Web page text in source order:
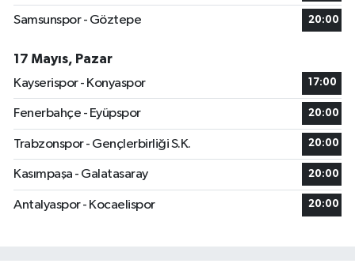
Samsunspor - Göztepe 20:00
17 Mayıs, Pazar
Kayserispor - Konyaspor
17:00
Fenerbahçe - Eyüpspor 20:00
Trabzonspor - Gençlerbirliği S.K. 20:00
Kasımpaşa - Galatasaray 20:00
Antalyaspor - Kocaelispor 20:00